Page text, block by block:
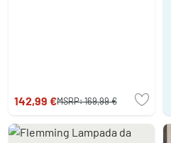
142,99 €MSRP:169,99 €